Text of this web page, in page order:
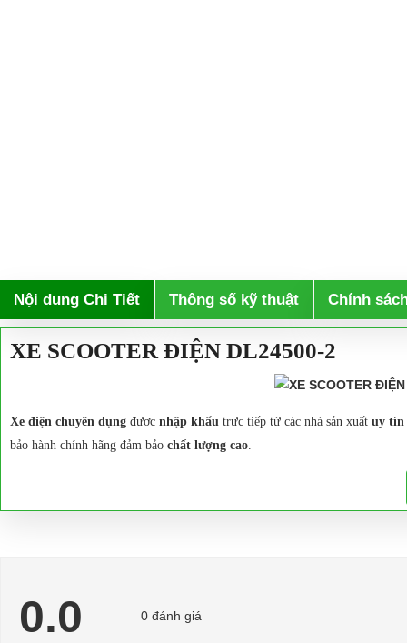
Nội dung Chi Tiết Thông số kỹ thuật Chính
XE SCOOTER ĐIỆN DL24500-2
Xe điện chuyên dụng được nhập khẩu trực tiếp từ các nhà sản xuất uy tín
bảo hành chính hãng đảm bảo chất lượng cao.
thuận tiện, phong cách mới lạ và đặc biệt thuận lợi
Xe scooter điện DL24500-2 được mô tả chi tiết
0.0 0 đánh giá